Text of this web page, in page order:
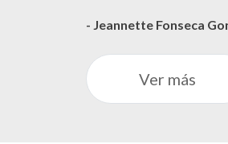
- Jeannette Fonseca
Ver más